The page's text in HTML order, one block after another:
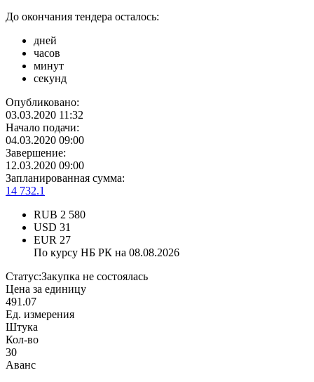
До окончания тендера осталось:
дней
часов
минут
секунд
Опубликовано:
03.03.2020 11:32
Начало подачи:
04.03.2020 09:00
Завершение:
12.03.2020 09:00
Запланированная сумма:
14 732.1
RUB 2 580
USD 31
EUR 27
По курсу НБ РК на 08.08.2026
Статус:Закупка не состоялась
Цена за единицу
491.07
Ед. измерения
Штука
Кол-во
30
Аванс